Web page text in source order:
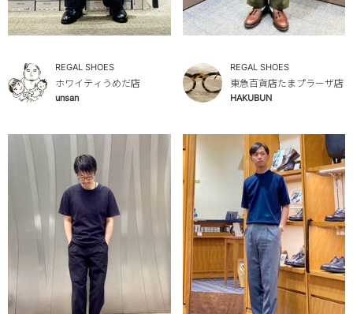
REGAL SHOES
ホワイティうめだ店
unsan
REGAL SHOES
東急百貨店たまプラーザ店
HAKUBUN